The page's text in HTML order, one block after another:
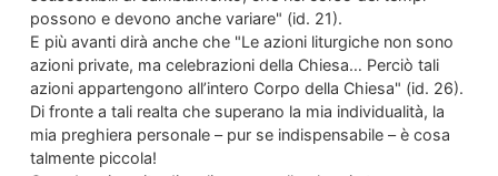
possono e devono anche variare" (id. 21).
E più avanti dirà anche che "Le azioni liturgiche non sono
azioni private, ma celebrazioni della Chiesa… Perciò tali
azioni appartengono all’intero Corpo della Chiesa" (id. 26).
Di fronte a tali realta che superano la mia individualità, la
mia preghiera personale – pur se indispensabile – è cosa
talmente piccola!